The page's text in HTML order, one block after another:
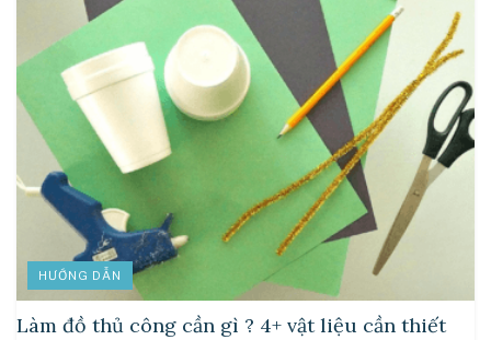
HƯỚNG DẪN
Làm đồ thủ công cần gì ? 4+ vật liệu cần thiết